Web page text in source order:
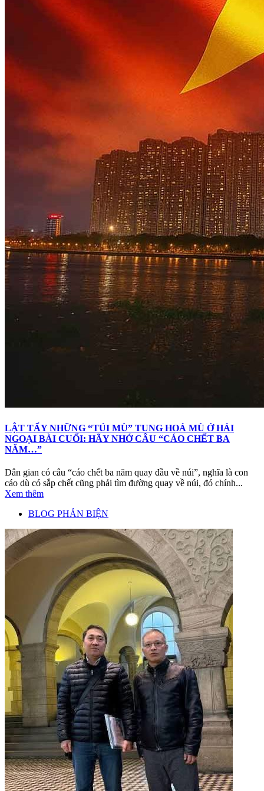
LẬT TẨY NHỮNG “TÚI MÙ” TUNG HOẢ MÙ Ở HẢI
NGOẠI BÀI CUỐI: HÃY NHỚ CÂU “CÁO CHẾT BA
NĂM…”
Dân gian có câu “cáo chết ba năm quay đầu về núi”, nghĩa là con
cáo dù có sắp chết cũng phải tìm đường quay về núi, đó chính...
Xem thêm
BLOG PHẢN BIỆN